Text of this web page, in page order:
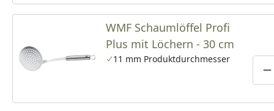
schlicht designed mit jedem
Besteck harmonieren. Von
Honiglöffeln und Steakmessern
bis hin zu Tortenhebern, Zangen
WMF Schaumlöffel Profi
Plus mit Löchern - 30 cm
11 mm Produktdurchmesser